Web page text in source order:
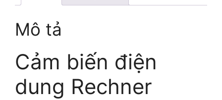
Mô tả
Cảm biến điện
dung Rechner